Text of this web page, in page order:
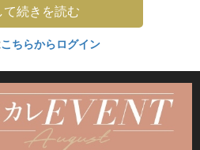
て続きを読む
こちらからログイン